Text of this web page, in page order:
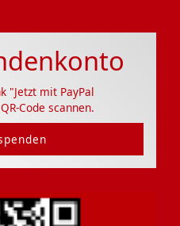
"Jetzt mit PayPal
Code scannen.